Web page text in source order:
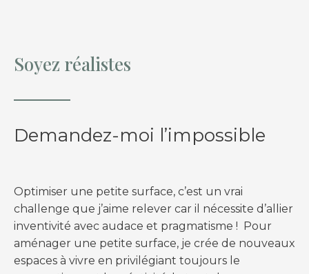
Soyez réalistes
Demandez-moi l’impossible
Optimiser une petite surface, c’est un vrai
challenge que j’aime relever car il nécessite d’allier
inventivité avec audace et pragmatisme ! Pour
aménager une petite surface, je crée de nouveaux
espaces à vivre en privilégiant toujours le